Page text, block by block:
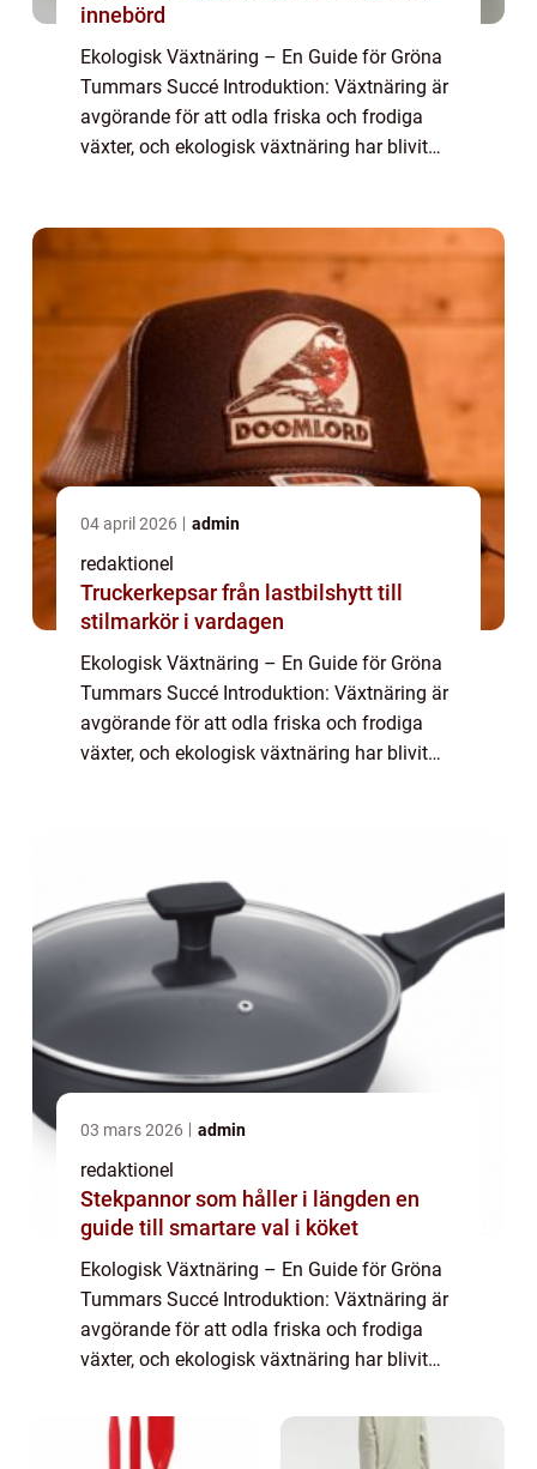
innebörd
Ekologisk Växtnäring – En Guide för Gröna
Tummars Succé Introduktion: Växtnäring är
avgörande för att odla friska och frodiga
växter, och ekologisk växtnäring har blivit
04 april 2026 admin
redaktionel
Truckerkepsar från lastbilshytt till
stilmarkör i vardagen
Ekologisk Växtnäring – En Guide för Gröna
Tummars Succé Introduktion: Växtnäring är
avgörande för att odla friska och frodiga
växter, och ekologisk växtnäring har blivit
03 mars 2026 admin
redaktionel
Stekpannor som håller i längden en
guide till smartare val i köket
Ekologisk Växtnäring – En Guide för Gröna
Tummars Succé Introduktion: Växtnäring är
avgörande för att odla friska och frodiga
växter, och ekologisk växtnäring har blivit
odlingsentusiaster. I denna art...